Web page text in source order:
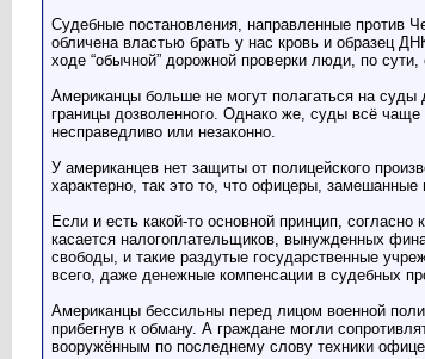
Судебные постановления, направленные против
обличена властью брать у нас кровь и образец
ходе “обычной” дорожной проверки люди, по
Американцы больше не могут полагаться на
границы дозволенного. Однако же, суды всё чаще
несправедливо или незаконно.
У американцев нет защиты от полицейского
характерно, так это то, что офицеры,
Если и есть какой-то основной принцип,
касается налогоплательщиков, вынужденных
свободы, и такие раздутые государственные
всего, даже денежные компенсации в судебных
Американцы бессильны перед лицом военной
прибегнув к обману. А граждане могли
вооружённым по последнему слову техники